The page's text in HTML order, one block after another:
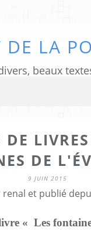
LA
beaux
DE
DE
9 JUIN 2015
renal et publié
« Les